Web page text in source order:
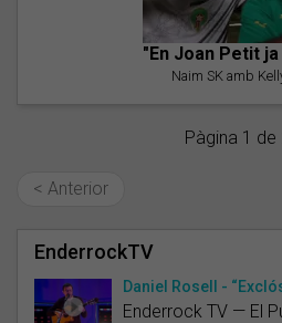
"En Joan Petit
Naim SK amb
Pàgina 1 de
< Anterior
EnderrockTV
Daniel Rosell -
Enderrock TV — El